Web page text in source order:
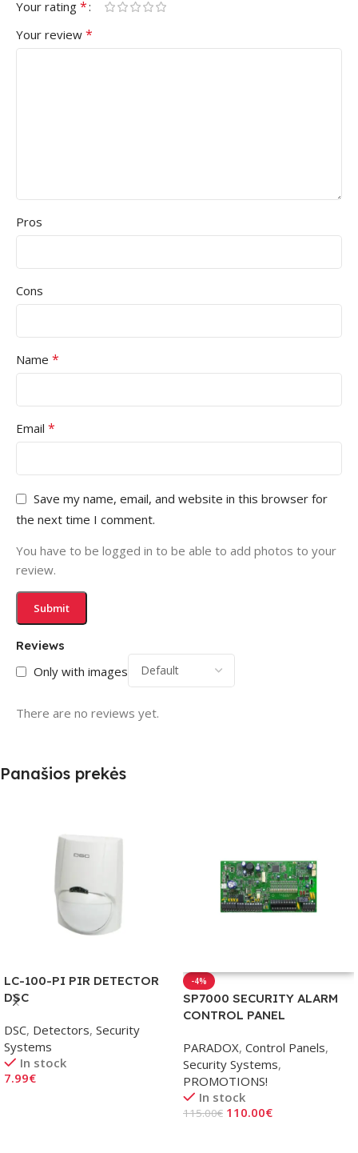
Reviews
Only with images
There are no reviews yet.
Your rating *
Your review *
Pros
Cons
Name *
Email *
Save my name, email, and website in this browser for
the next time I comment.
You have to be logged in to be able to add photos to your
review.
Panašios prekės
LC-100-PI PIR DETECTOR
DSC
DSC, Detectors, Security
Systems
In stock
7.99€
-4%
SP7000 SECURITY ALARM
CONTROL PANEL
PARADOX, Control Panels,
Security Systems,
PROMOTIONS!
In stock
115.00€ 110.00€